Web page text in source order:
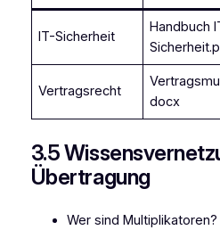
IT-Sicherheit
Handbuch
Vertragsrecht
docx
3.5
Übertragung
Wer sind Multiplikatoren?